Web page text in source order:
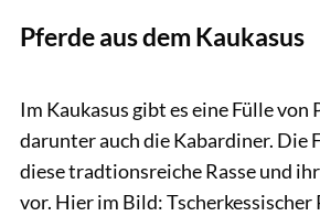
Pferde aus dem Kaukasus
Im Kaukasus gibt es eine Fülle von
darunter auch die Kabardiner. Die
diese tradtionsreiche Rasse und
vor. Hier im Bild: Tscherkessischer